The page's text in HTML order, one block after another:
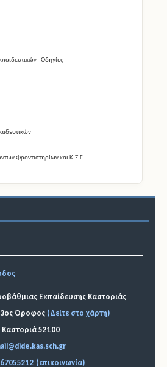
- Οδηγίες
Φροντιστηρίων και Κ.Ξ.Γ
Εκπαίδευσης Καστοριάς
Όροφος (Δείτε στο χάρτη)
Καστοριά 52100
(επικοινωνία)